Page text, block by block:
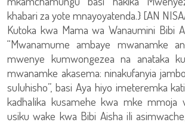
khabari za yote mnayoyatenda.} [AN
Kutoka kwa Mama wa Wanaumini Bibi
“Mwanamume ambaye mwanamke
mwenye kumwongezea na anataka
mwanamke akasema: ninakufanyia
suluhisho”, basi Aya hiyo imeteremka
kadhalika kusamehe kwa mke mmoja
usiku wake kwa Bibi Aisha ili